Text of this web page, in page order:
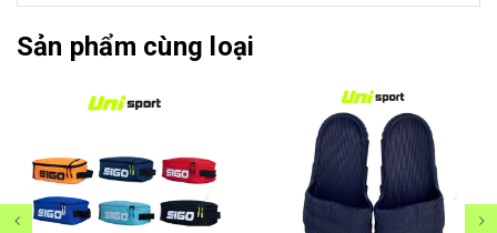
Sản phẩm cùng loại